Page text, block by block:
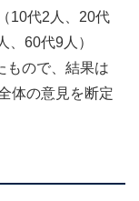
10代2人、20代
60代9人）
もので、結果は
体の意見を断定